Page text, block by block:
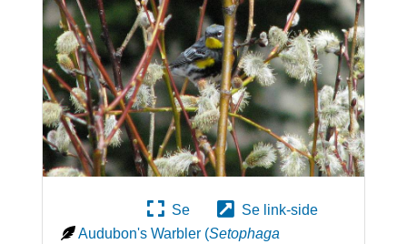
Se
Se link-side
Audubon's Warbler (Setophaga